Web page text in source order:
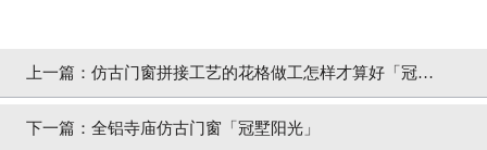
上一篇： 仿古门窗拼接工艺的花格做工怎样才算好「冠墅
阳光」
下一篇： 全铝寺庙仿古门窗「冠墅阳光」